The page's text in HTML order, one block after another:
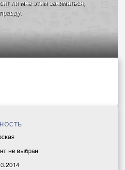
ли мне этим заниматься,
не выбран